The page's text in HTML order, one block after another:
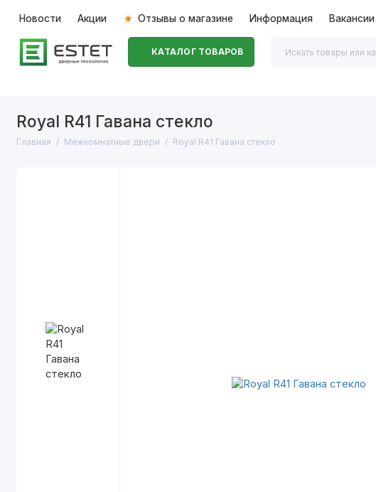
Новости Акции Отзывы о магазине Информация Вакансии
КАТАЛОГ ТОВАРОВ
Royal R41 Гавана стекло
Главная Межкомнатные двери Royal R41 Гавана стекло